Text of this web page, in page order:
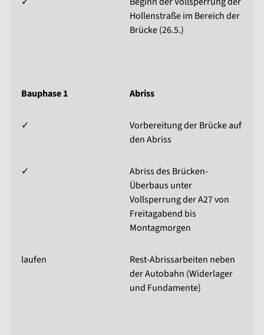
Hollenstraße im Bereich der
Brücke (26.5.)
Bauphase 1 Abriss
✓
Vorbereitung der Brücke auf
den Abriss
✓
Abriss des Brücken-
Überbaus unter
Vollsperrung der A27 von
Freitagabend bis
Montagmorgen
laufen
Rest-Abrissarbeiten neben
der Autobahn (Widerlager
und Fundamente)